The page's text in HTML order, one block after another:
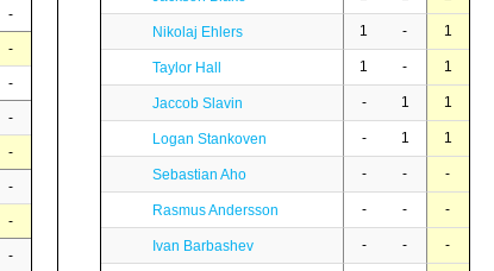
-
-
-
-
-
-
-
-
Nikolaj Ehlers 1 - 1
Taylor Hall 1 - 1
Jaccob Slavin - 1 1
Logan Stankoven - 1 1
Sebastian Aho - - -
Rasmus Andersson - - -
Ivan Barbashev - - -